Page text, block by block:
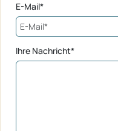
E-Mail*
Ihre Nachricht*